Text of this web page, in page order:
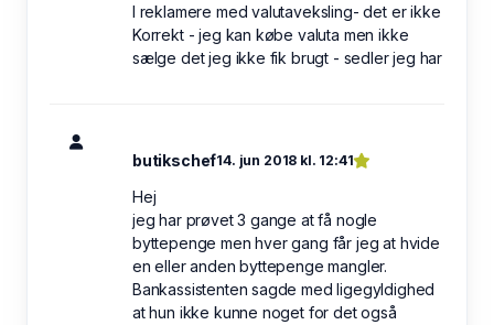
I reklamere med valutaveksling- det er ikke
Korrekt - jeg kan købe valuta men ikke
sælge det jeg ikke fik brugt - sedler jeg har
butikschef14. jun 2018 kl. 12:41
Hej
jeg har prøvet 3 gange at få nogle
byttepenge men hver gang får jeg at hvide
en eller anden byttepenge mangler.
Bankassistenten sagde med ligegyldighed
at hun ikke kunne noget for det også